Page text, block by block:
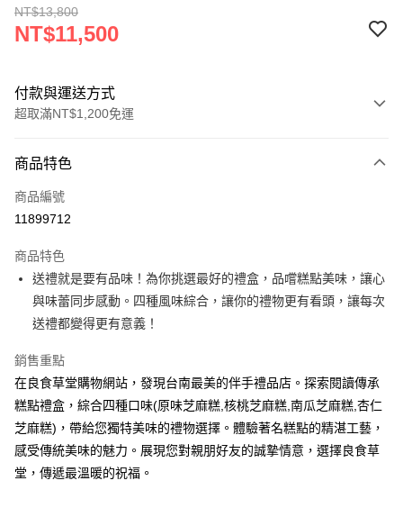
NT$13,800
NT$11,500
付款與運送方式
超取滿NT$1,200免運
信用卡一次付款
超商取貨付款
Apple Pay
街口支付
Google Pay
AFTEE先享後付
相關說明
【關於「AFTEE先享後付」】
AFTEE先享後付是「在收到商品之後才付款」的支付方式。 讓您購物簡單
便利好安心！
運送方式
商品特色
商品編號
11899712
商品特色
送禮就是要有品味！為你挑選最好的禮盒，品嚐糕點美味，讓心
與味蕾同步感動。四種風味綜合，讓你的禮物更有看頭，讓每次
送禮都變得更有意義！
銷售重點
在良食草堂購物網站，發現台南最美的伴手禮品店。探索閱讀傳承
糕點禮盒，綜合四種口味(原味芝麻糕,核桃芝麻糕,南瓜芝麻糕,杏仁
芝麻糕)，帶給您獨特美味的禮物選擇。體驗著名糕點的精湛工藝，
感受傳統美味的魅力。展現您對親朋好友的誠摯情意，選擇良食草
堂，傳遞最溫暖的祝福。